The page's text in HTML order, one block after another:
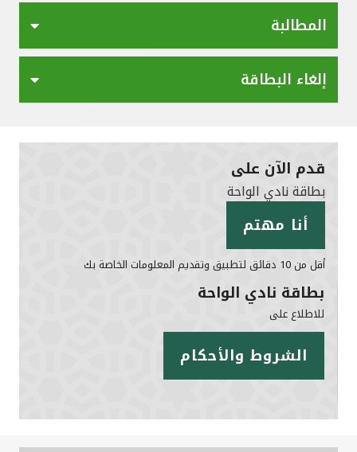
المطالبة
إلغاء البطاقة
قدم الآن على
بطاقة نادي الواحة
أقل من 10 دقائق لتطبيق وتقديم المعلومات الخاصة بك
أنا مهتم
بطاقة نادي الواحة
للاطلاع على
الشروط والأحكام